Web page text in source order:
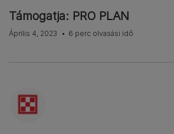
Támogatja: PRO PLAN
Április 4, 2023 6 perc olvasási idő